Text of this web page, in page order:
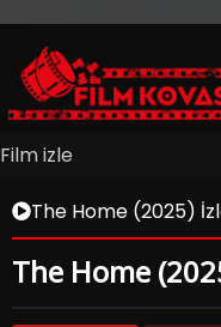
Film izle
The Home (2025)
The Home